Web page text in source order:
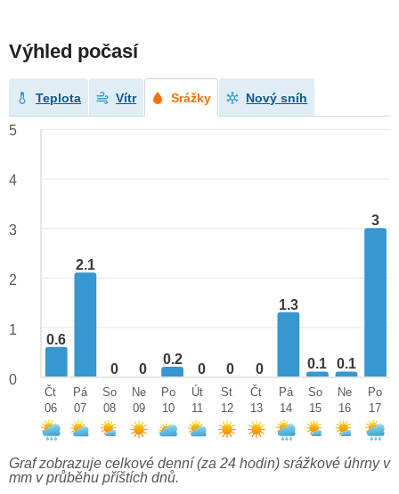
Výhled počasí
Teplota Vítr Srážky Nový sníh
0.6
2.1
0 0
0.2
0 0 0
1.3
0.1 0.1
3
5
4
3
2
1
0
Čt
06
Pá
07
So
08
Ne
09
Po
10
Út
11
St
12
Čt
13
Pá
14
So
15
Ne
16
Po
17
Graf zobrazuje celkové denní (za 24 hodin) srážkové úhrny v
mm v průběhu příštích dnů.